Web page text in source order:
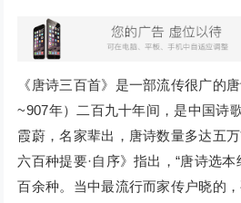
《唐诗三百首》是一部流传很广的
~907年）二百九十年间，是中国诗
霞蔚，名家辈出，唐诗数量多达五
六百种提要·自序》指出，“唐诗选
百余种。当中最流行而家传户晓的